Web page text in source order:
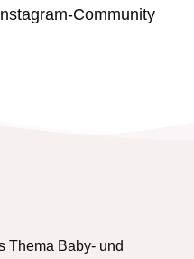
Community
Thema Baby- und